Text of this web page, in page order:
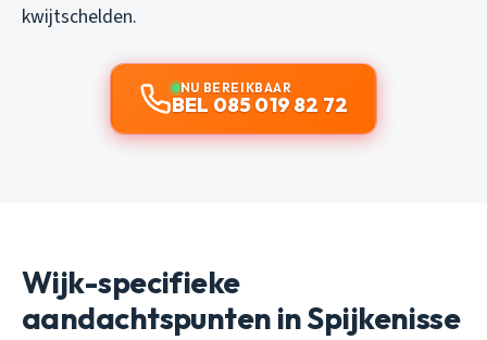
kwijtschelden.
NU BEREIKBAAR
BEL 085 019 82 72
Wijk-specifieke
aandachtspunten in Spijkenisse